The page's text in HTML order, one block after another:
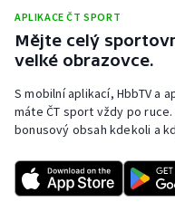
APLIKACE ČT SPORT
Mějte celý
velké obrazovce.
S mobilní aplikací, HbbTV a
máte ČT sport vždy po
bonusový obsah kdekoli a